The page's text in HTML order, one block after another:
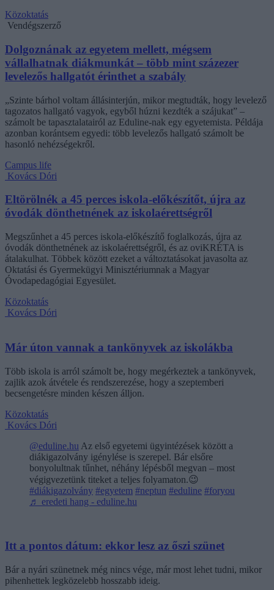
Közoktatás
Vendégszerző
Dolgoznának az egyetem mellett, mégsem
vállalhatnak diákmunkát – több mint százezer
levelezős hallgatót érinthet a szabály
„Szinte bárhol voltam állásinterjún, mikor megtudták, hogy levelező
tagozatos hallgató vagyok, egyből húzni kezdték a szájukat” –
számolt be tapasztalatairól az Eduline-nak egy egyetemista. Példája
azonban korántsem egyedi: több levelezős hallgató számolt be
hasonló nehézségekről.
Campus life
Kovács Dóri
Eltörölnék a 45 perces iskola-előkészítőt, újra az
óvodák dönthetnének az iskolaérettségről
Megszűnhet a 45 perces iskola-előkészítő foglalkozás, újra az
óvodák dönthetnének az iskolaérettségről, és az oviKRÉTA is
átalakulhat. Többek között ezeket a változtatásokat javasolta az
Oktatási és Gyermekügyi Minisztériumnak a Magyar
Óvodapedagógiai Egyesület.
Közoktatás
Kovács Dóri
Már úton vannak a tankönyvek az iskolákba
Több iskola is arról számolt be, hogy megérkeztek a tankönyvek,
zajlik azok átvétele és rendszerezése, hogy a szeptemberi
becsengetésre minden készen álljon.
Közoktatás
Kovács Dóri
@eduline.hu Az első egyetemi ügyintézések között a
diákigazolvány igénylése is szerepel. Bár elsőre
bonyolultnak tűnhet, néhány lépésből megvan – most
végigvezetünk titeket a teljes folyamaton.😉
#diákigazolvány #egyetem #neptun #eduline #foryou
♬ eredeti hang - eduline.hu
Itt a pontos dátum: ekkor lesz az őszi szünet
Bár a nyári szünetnek még nincs vége, már most lehet tudni, mikor
pihenhettek legközelebb hosszabb ideig.